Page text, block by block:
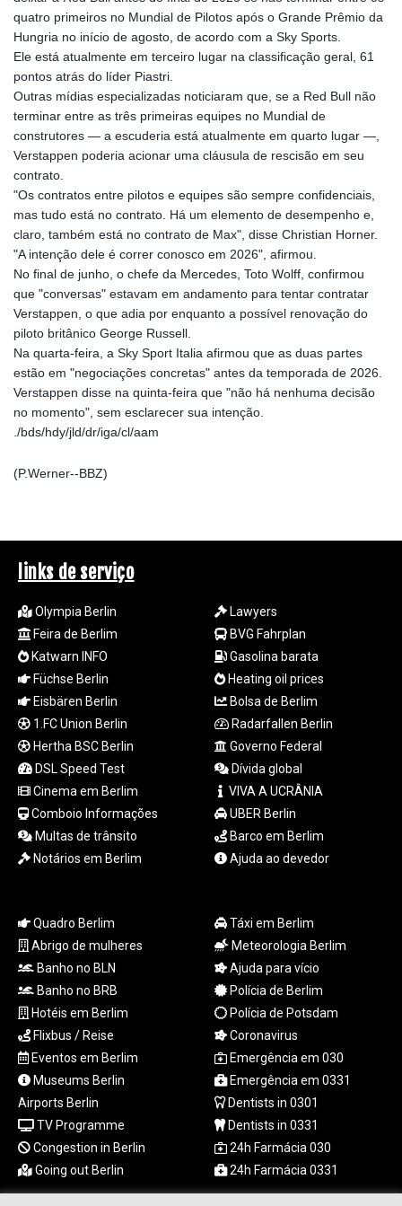
ISK 142.598215
JEP 0.857252
JMD 183.057725
JOD 0.819746
KES 149.158147
KGS 101.104505
KHR
4681.941823
KRW
1627.677557
KWD 0.356853
KYD 0.960588
KZT 540.233287
LAK
26025.676609
103223.017367
LKR 386.635196
LRD 208.057415
MGA
MNT
4157.293457
MOP 9.314584
MRU 46.338424
MUR 54.419742
MWK
1998.775164
MXN 19.812061
MZN 73.882892
NAD 18.726567
NPR 175.501819
NZD 1.966719
OMR 0.442445
PAB 1.152686
PEN 3.903651
PGK 5.093937
PLN 4.299905
PYG
6853.914834
QAR 4.213648
RON 5.244583
quatro primeiros no Mundial de Pilotos após o Grande Prêmio da
Hungria no início de agosto, de acordo com a Sky Sports.
Ele está atualmente em terceiro lugar na classificação geral, 61
pontos atrás do líder Piastri.
Outras mídias especializadas noticiaram que, se a Red Bull não
terminar entre as três primeiras equipes no Mundial de
construtores — a escuderia está atualmente em quarto lugar —,
Verstappen poderia acionar uma cláusula de rescisão em seu
contrato.
"Os contratos entre pilotos e equipes são sempre confidenciais,
mas tudo está no contrato. Há um elemento de desempenho e,
claro, também está no contrato de Max", disse Christian Horner.
"A intenção dele é correr conosco em 2026", afirmou.
No final de junho, o chefe da Mercedes, Toto Wolff, confirmou
que "conversas" estavam em andamento para tentar contratar
Verstappen, o que adia por enquanto a possível renovação do
piloto britânico George Russell.
Na quarta-feira, a Sky Sport Italia afirmou que as duas partes
estão em "negociações concretas" antes da temporada de 2026.
Verstappen disse na quinta-feira que "não há nenhuma decisão
no momento", sem esclarecer sua intenção.
./bds/hdy/jld/dr/iga/cl/aam
(P.Werner--BBZ)
links de serviço
Olympia Berlin
Feira de Berlim
Katwarn INFO
Füchse Berlin
Eisbären Berlin
1.FC Union Berlin
Hertha BSC Berlin
DSL Speed Test
Cinema em Berlim
Comboio Informações
Multas de trânsito
Notários em Berlim
Lawyers
BVG Fahrplan
Gasolina barata
Heating oil prices
Bolsa de Berlim
Radarfallen Berlin
Governo Federal
Dívida global
VIVA A UCRÂNIA
UBER Berlin
Barco em Berlim
Ajuda ao devedor
Quadro Berlim
Abrigo de mulheres
Banho no BLN
Banho no BRB
Hotéis em Berlim
Flixbus / Reise
Eventos em Berlim
Museums Berlin
Airports Berlin
TV Programme
Congestion in Berlin
Going out Berlin
Táxi em Berlim
Meteorologia Berlim
Ajuda para vício
Polícia de Berlim
Polícia de Potsdam
Coronavirus
Emergência em 030
Emergência em 0331
Dentists in 0301
Dentists in 0331
24h Farmácia 030
24h Farmácia 0331